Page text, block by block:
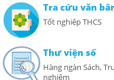
Tra cứu văn
Tốt nghiệp THCS
Thư viện số
Hàng ngàn Sách,
nghiệm